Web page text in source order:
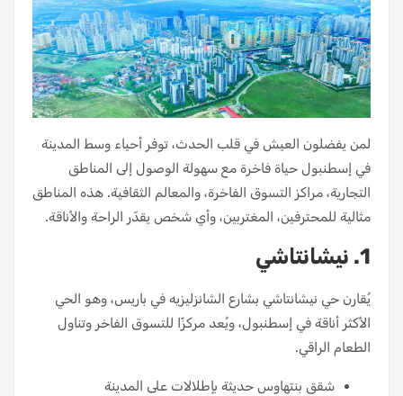
لمن يفضلون العيش في قلب الحدث، توفر أحياء وسط المدينة
في إسطنبول حياة فاخرة مع سهولة الوصول إلى المناطق
التجارية، مراكز التسوق الفاخرة، والمعالم الثقافية. هذه المناطق
مثالية للمحترفين، المغتربين، وأي شخص يقدّر الراحة والأناقة.
1. نيشانتاشي
يُقارن حي نيشانتاشي بشارع الشانزليزيه في باريس، وهو الحي
الأكثر أناقة في إسطنبول، ويُعد مركزًا للتسوق الفاخر وتناول
الطعام الراقي.
شقق بنتهاوس حديثة بإطلالات على المدينة